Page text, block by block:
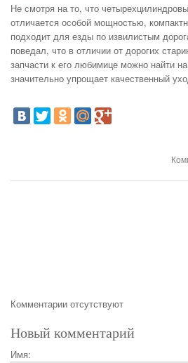
Не смотря на то, что
отличается особой мощностью,
подходит для езды по извилистым
поведал, что в отличии от дорогих
запчасти к его любимице можно найти
значительно упрощает качественный
Комментарии отсутствуют
Новый комментарий
Имя: